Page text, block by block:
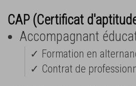
CAP (Certificat
Accompagnant
✓ Formation en
✓ Contrat de